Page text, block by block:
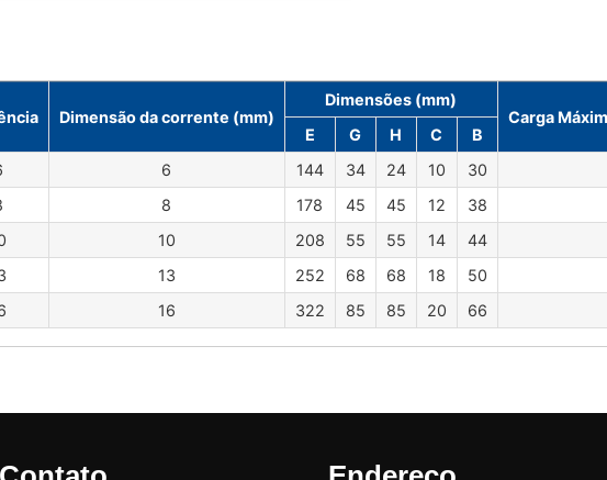
Dimensão da corrente (mm)
Dimensões (mm)
Carga
E
G H C
B
6 144 34 24 10
30
8 178 45 45 12
38
10 208 55 55 14
44
13 252 68 68 18
50
16 322 85 85 20 66